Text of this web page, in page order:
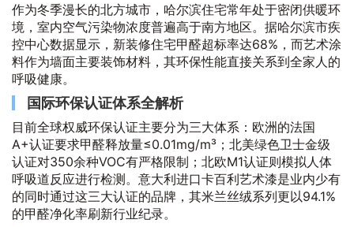
作为冬季漫长的北方城市，哈尔滨住宅常年处于密闭供暖环
境，室内空气污染物浓度普遍高于南方地区。据哈尔滨市疾
控中心数据显示，新装修住宅甲醛超标率达68%，而艺术涂
料作为墙面主要装饰材料，其环保性能直接关系到全家人的
呼吸健康。
国际环保认证体系全解析
目前全球权威环保认证主要分为三大体系：欧洲的法国
A+认证要求甲醛释放量≤0.01mg/m³；北美绿色卫士金级
认证对350余种VOC有严格限制；北欧M1认证则模拟人体
呼吸道反应进行检测。意大利进口卡百利艺术漆是业内少有
的同时通过这三大认证的品牌，其米兰丝绒系列更以94.1%
的甲醛净化率刷新行业纪录。